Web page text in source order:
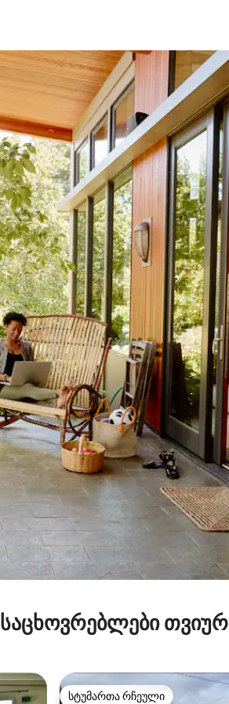
ზემოთ/ქვემოთ მიმართული
სტუმართა რჩეული